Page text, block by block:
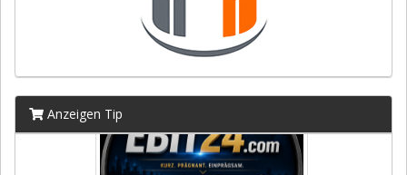
Anzeigen Tip